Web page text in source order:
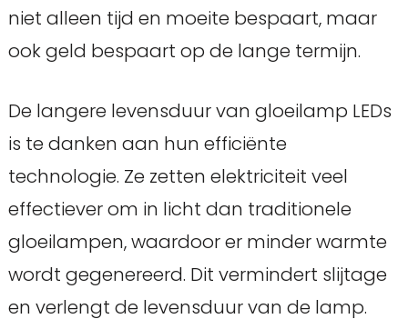
niet alleen tijd en moeite bespaart, maar
ook geld bespaart op de lange termijn.
De langere levensduur van gloeilamp LEDs
is te danken aan hun efficiënte
technologie. Ze zetten elektriciteit veel
effectiever om in licht dan traditionele
gloeilampen, waardoor er minder warmte
wordt gegenereerd. Dit vermindert slijtage
en verlengt de levensduur van de lamp.